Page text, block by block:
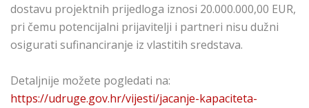
dostavu projektnih prijedloga iznosi 20.000.000,00 EUR,
pri čemu potencijalni prijavitelji i partneri nisu dužni
osigurati sufinanciranje iz vlastitih sredstava.
Detaljnije možete pogledati na:
https://udruge.gov.hr/vijesti/jacanje-kapaciteta-